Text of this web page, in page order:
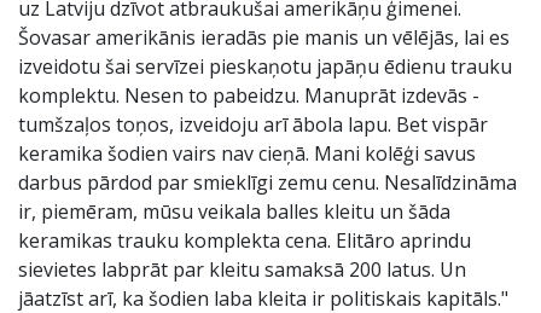
uz Latviju dzīvot atbraukušai amerikāņu ģimenei.
Šovasar amerikānis ieradās pie manis un vēlējās, lai es
izveidotu šai servīzei pieskaņotu japāņu ēdienu trauku
komplektu. Nesen to pabeidzu. Manuprāt izdevās -
tumšzaļos toņos, izveidoju arī ābola lapu. Bet vispār
keramika šodien vairs nav cieņā. Mani kolēģi savus
darbus pārdod par smieklīgi zemu cenu. Nesalīdzināma
ir, piemēram, mūsu veikala balles kleitu un šāda
keramikas trauku komplekta cena. Elitāro aprindu
sievietes labprāt par kleitu samaksā 200 latus. Un
jāatzīst arī, ka šodien laba kleita ir politiskais kapitāls."